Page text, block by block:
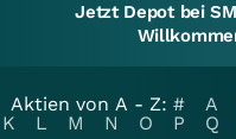
Jetzt Depot bei
Aktien von A - Z: # A
K
L M N O P Q